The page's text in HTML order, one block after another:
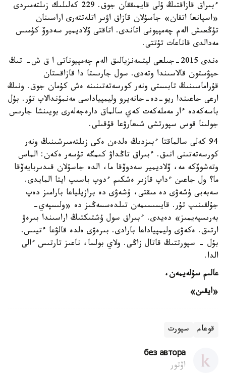
ءبىراق قازاقتىڭ ۇلى قايمىققان جوق. 229 كەلىلىك زىلتەمىردى
«اسپانعا اتقان» جاسۇلان قازاق اۋىر اتلەتتەرى اراسىنان
تۇڭعىش الەم چەمپيونى اتاندى. اتاقتى ۆلاديمير سەدوۆ كۇمىس
مەدالدى قاناعات تۇتتى.
ەندى 2015-جىلعى ليتسەنزيالىق الەم چەمپيوناتى ا ق ش- تىڭ
حيۋستون قالاسىندا وتەدى. سول جارىستا دا قازاقستان
قۇراماسىنىڭ تابىستى ونەر كورسەتەتىنىنە ەش كۇمان جوق. ونىڭ
ارعى جاعىندا ريو-دە-جانەيرو وليمپياداسى مەنمۇندالاپ تۇر. بۇل
باسەكەدە ءار مەملەكەت كەي سالماق دارەجەلەرى بويىنشا جارىس
جولىنا قوس سپورتشى شىعارۋعا قۇقىلى.
94 كەلى سالماقتا ءبىزدىڭ ەلدەن ەكى زىلتەمىرشىنىڭ ونەر
كورسەتەتىنى انىق. ءبىراق تاڭداۋ كىمگە تۇسەر ەكەن: الماس
وتەشوۆكە مە، ۆلاديمير سەدوۆقا ما، الدە جاسۇلان قىدىربايەۆقا
ما؟ ول جاعىن ءداپ قازىر ەشكىم ءدوپ باسىپ ايتا المايدى.
سەبەبى ۇشەۋى دە مىقتى، ۇشەۋى دە برازيلياعا بارامىز دەپ
جۇلقىنىپ تۇر. قايسىسىمەن تىلدەسسەڭىز دە «ولىسپەي-
بەرىسپەيمىز» دەيدى. ءبىراق سول ۇشتىكتىڭ اراسىندا بىرەۋ
ارتىق. ەكەۋى وليمپياداعا بارادى. بىرەۋى ەلدە قالۋعا ءتيىس.
بۇل - سپورتتىڭ قاتال زاڭى. ولاي بولسا، ناعىز تارتىس ءالى
الدا.
عالىم سۇلەيمەن،
«ايقىن»
قوعام سپورت
без автора
اۆتور